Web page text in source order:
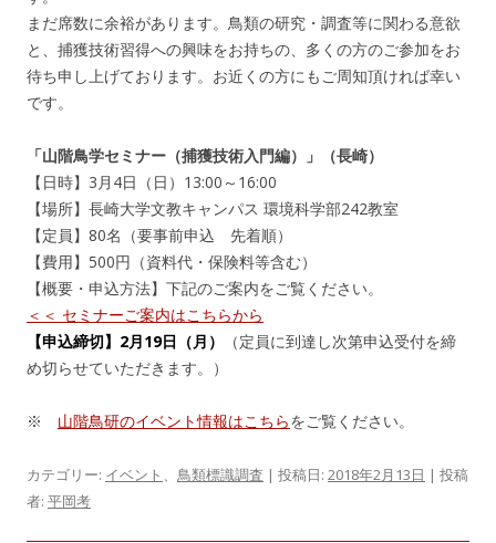
まだ席数に余裕があります。鳥類の研究・調査等に関わる意欲
と、捕獲技術習得への興味をお持ちの、多くの方のご参加をお
待ち申し上げております。お近くの方にもご周知頂ければ幸い
です。
「山階鳥学セミナー（捕獲技術入門編）」（長崎）
【日時】3月4日（日）13:00～16:00
【場所】長崎大学文教キャンパス 環境科学部242教室
【定員】80名（要事前申込 先着順）
【費用】500円（資料代・保険料等含む）
【概要・申込方法】下記のご案内をご覧ください。
＜＜ セミナーご案内はこちらから
【申込締切】2月19日（月）
（定員に到達し次第申込受付を締
め切らせていただきます。）
※ 山階鳥研のイベント情報はこちらをご覧ください。
カテゴリー: イベント 、 鳥類標識調査 | 投稿日: 2018年2月13日 | 投稿
者: 平岡考